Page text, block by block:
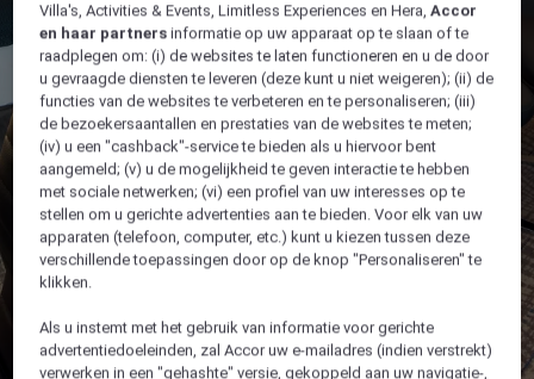
Villa's, Activities & Events, Limitless Experiences en Hera,Accor
en haar partners informatie op uw apparaat op te slaan of te
raadplegen om: (i) de websites te laten functioneren en u de door
u gevraagde diensten te leveren (deze kunt u niet weigeren); (ii) de
functies van de websites te verbeteren en te personaliseren; (iii)
de bezoekersaantallen en prestaties van de websites te meten;
(iv) u een "cashback"-service te bieden als u hiervoor bent
aangemeld; (v) u de mogelijkheid te geven interactie te hebben
met sociale netwerken; (vi) een profiel van uw interesses op te
stellen om u gerichte advertenties aan te bieden. Voor elk van uw
apparaten (telefoon, computer, etc.) kunt u kiezen tussen deze
verschillende toepassingen door op de knop "Personaliseren" te
klikken.
Als u instemt met het gebruik van informatie voor gerichte
advertentiedoeleinden, zal Accor uw e-mailadres (indien verstrekt)
verwerken in een "gehashte" versie, gekoppeld aan uw navigatie-,